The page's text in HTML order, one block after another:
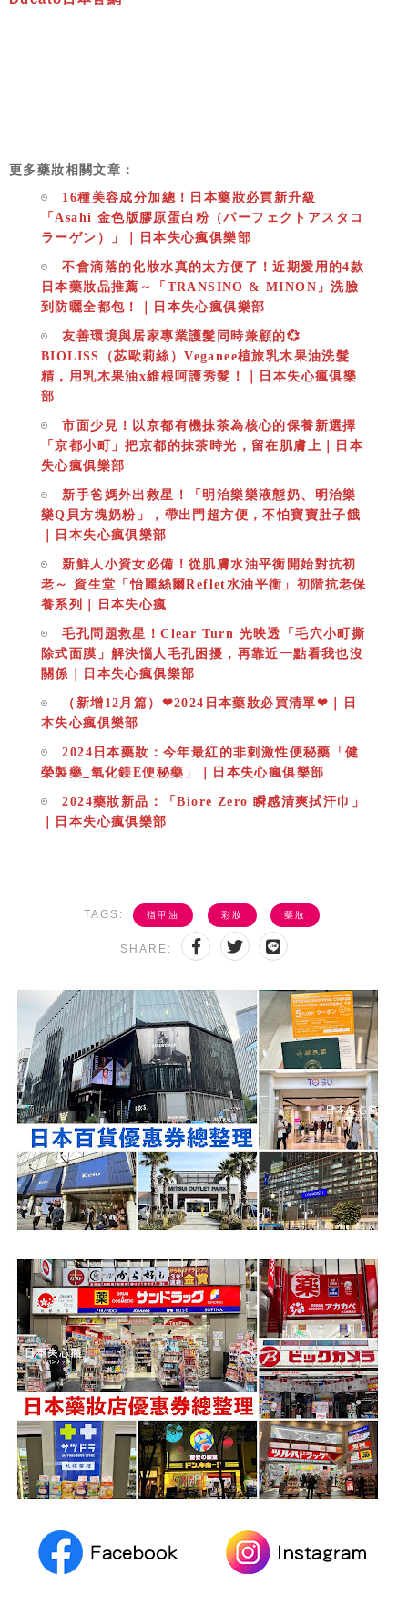
更多藥妝相關文章：
16種美容成分加總！日本藥妝必買新升級
「Asahi 金色版膠原蛋白粉（パーフェクトアスタコ
ラーゲン）」｜日本失心瘋俱樂部
不會滴落的化妝水真的太方便了！近期愛用的4款
日本藥妝品推薦～「TRANSINO & MINON」洗臉
到防曬全都包！｜日本失心瘋俱樂部
友善環境與居家專業護髮同時兼顧的💞
BIOLISS（苾歐莉絲）Veganee植旅乳木果油洗髮
精，用乳木果油x維根呵護秀髮！｜日本失心瘋俱樂
部
市面少見！以京都有機抹茶為核心的保養新選擇
「京都小町」把京都的抹茶時光，留在肌膚上｜日本
失心瘋俱樂部
新手爸媽外出救星！「明治樂樂液態奶、明治樂
樂Q貝方塊奶粉」，帶出門超方便，不怕寶寶肚子餓
｜日本失心瘋俱樂部
新鮮人小資女必備！從肌膚水油平衡開始對抗初
老～ 資生堂「怡麗絲爾Reflet水油平衡」初階抗老保
養系列｜日本失心瘋
毛孔問題救星！Clear Turn 光映透「毛穴小町撕
除式面膜」解決惱人毛孔困擾，再靠近一點看我也沒
關係｜日本失心瘋俱樂部
（新增12月篇）❤2024日本藥妝必買清單❤｜日
本失心瘋俱樂部
2024日本藥妝：今年最紅的非刺激性便秘藥「健
榮製藥_氧化鎂E便秘藥」｜日本失心瘋俱樂部
2024藥妝新品：「Biore Zero 瞬感清爽拭汗巾」
｜日本失心瘋俱樂部
TAGS: 指甲油 彩妝 藥妝
SHARE: